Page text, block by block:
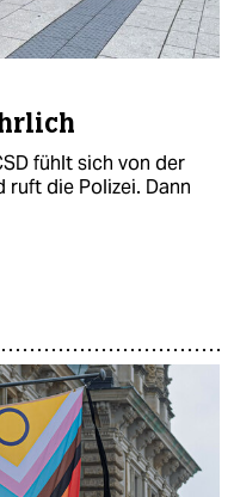
fühlt sich von der
die Polizei. Dann